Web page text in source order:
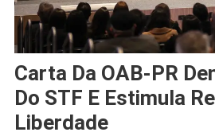
Carta Da OAB-PR
Do STF E Estimula
Liberdade